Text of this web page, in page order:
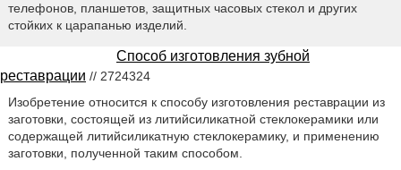
телефонов, планшетов, защитных часовых стекол и других
стойких к царапанью изделий.
Способ изготовления зубной
реставрации // 2724324
Изобретение относится к способу изготовления реставрации из
заготовки, состоящей из литийсиликатной стеклокерамики или
содержащей литийсиликатную стеклокерамику, и применению
заготовки, полученной таким способом.